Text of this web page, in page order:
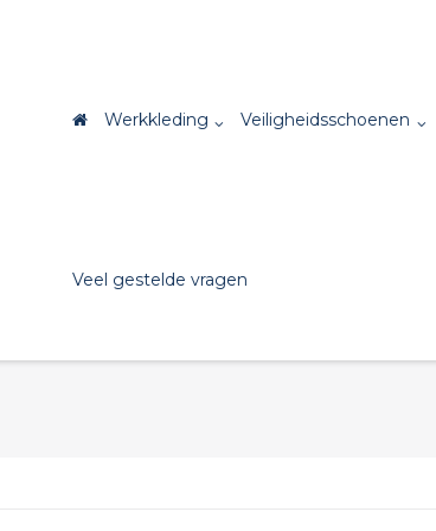
Werkkleding Veiligheidsschoenen
Veel gestelde vragen